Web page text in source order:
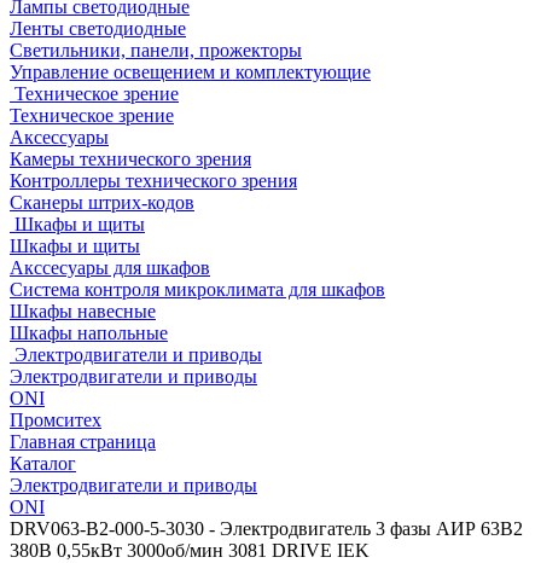
Лампы светодиодные
Ленты светодиодные
Светильники, панели, прожекторы
Управление освещением и комплектующие
Техническое зрение
Техническое зрение
Аксессуары
Камеры технического зрения
Контроллеры технического зрения
Сканеры штрих-кодов
Шкафы и щиты
Шкафы и щиты
Акссесуары для шкафов
Система контроля микроклимата для шкафов
Шкафы навесные
Шкафы напольные
Электродвигатели и приводы
Электродвигатели и приводы
ONI
Промситех
Главная страница
Каталог
Электродвигатели и приводы
ONI
DRV063-B2-000-5-3030 - Электродвигатель 3 фазы АИР 63B2
380В 0,55кВт 3000об/мин 3081 DRIVE IEK